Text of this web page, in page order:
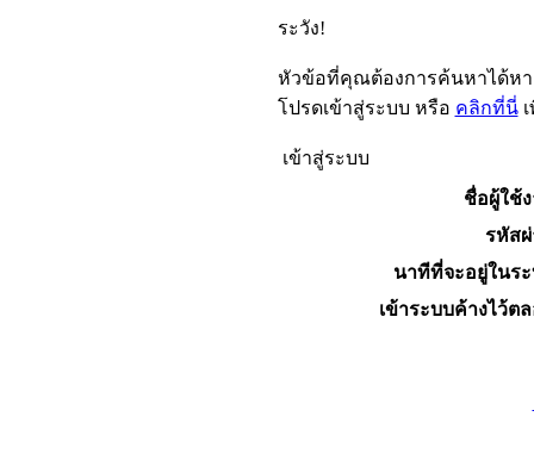
ระวัง!
หัวข้อที่คุณต้องการค้นหาได้ห
โปรดเข้าสู่ระบบ หรือ คลิกที่นี่เ
เข้าสู่ระบบ
ชื่อผู้ใช้
รหัส
นาทีที่จะอยู่ในร
เข้าระบบค้างไว้ต